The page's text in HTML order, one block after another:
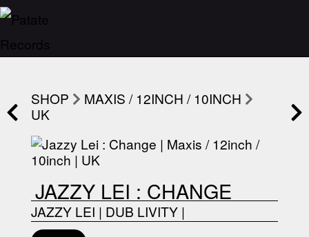
SHOP
MAXIS / 12INCH / 10INCH
UK
JAZZY LEI : CHANGE
JAZZY LEI | DUB LIVITY|